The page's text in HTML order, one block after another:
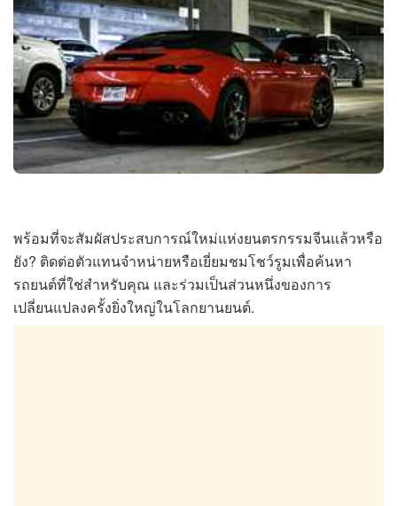
พร้อมที่จะสัมผัสประสบการณ์ใหม่แห่งยนตรกรรมจีนแล้วหรือ
ยัง? ติดต่อตัวแทนจำหน่ายหรือเยี่ยมชมโชว์รูมเพื่อค้นหา
รถยนต์ที่ใช่สำหรับคุณ และร่วมเป็นส่วนหนึ่งของการ
เปลี่ยนแปลงครั้งยิ่งใหญ่ในโลกยานยนต์.